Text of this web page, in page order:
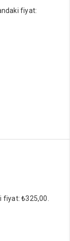
fiyat:
fiyat: ₺325,00.